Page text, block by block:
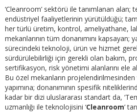
‘Cleanroom’ sektörü ile tanımlanan alan;
endüstriyel faaliyetlerinin yürütüldüğü;
her türlü üretim, kontrol, ameliyathane,
mekanlarının tüm donanımını kapsayan;
sürecindeki teknoloji, ürün ve hizmet
sürdürülebilirliği için gerekli olan bakım,
sertifikasyon, risk yönetimi alanlarını ele
Bu özel mekanların projelendirilmesinden
yapımına; donanımının spesifik
kadar bir dizi uluslararası standart da,
uzmanlığı ile teknolojisini ‘Cleanroom’